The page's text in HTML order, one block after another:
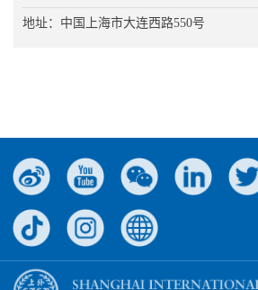
地址：中国上海市大连西路550号